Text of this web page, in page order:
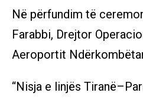
Në përfundim të
Farabbi, Drejtor
Aeroportit
“Nisja e linjës